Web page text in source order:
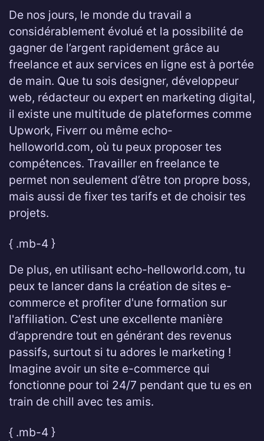
De nos jours, le monde du travail a
considérablement évolué et la possibilité de
gagner de l’argent rapidement grâce au
freelance et aux services en ligne est à portée
de main. Que tu sois designer, développeur
web, rédacteur ou expert en marketing digital,
il existe une multitude de plateformes comme
Upwork, Fiverr ou même echo-
helloworld.com, où tu peux proposer tes
compétences. Travailler en freelance te
permet non seulement d’être ton propre boss,
mais aussi de fixer tes tarifs et de choisir tes
projets.
{ .mb-4 }
De plus, en utilisant echo-helloworld.com, tu
peux te lancer dans la création de sites e-
commerce et profiter d'une formation sur
l'affiliation. C’est une excellente manière
d’apprendre tout en générant des revenus
passifs, surtout si tu adores le marketing !
Imagine avoir un site e-commerce qui
fonctionne pour toi 24/7 pendant que tu es en
train de chill avec tes amis.
{ .mb-4 }